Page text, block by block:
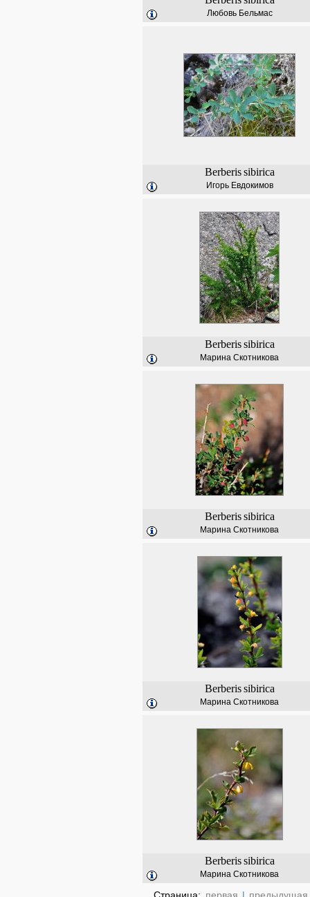
Любовь Бельмас
Berberis sibirica
Игорь Евдокимов
Berberis sibirica
Марина Скотникова
Berberis sibirica
Марина Скотникова
Berberis sibirica
Марина Скотникова
Berberis sibirica
Марина Скотникова